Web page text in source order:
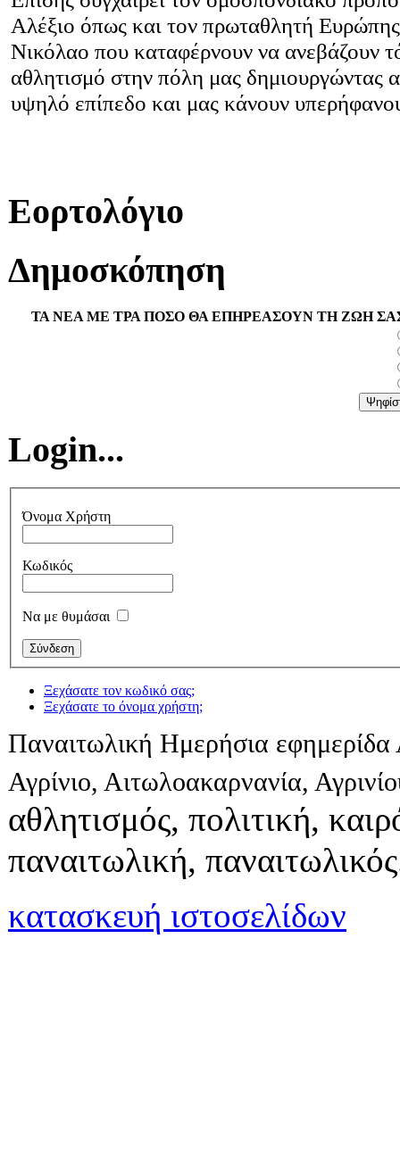
Αλέξιο όπως και τον πρωταθλητή
Νικόλαο που καταφέρνουν να ανεβάζουν
αθλητισμό στην πόλη μας δημιουργώντας
υψηλό επίπεδο και μας κάνουν
Εορτολόγιο
Δημοσκόπηση
ΤΑ ΝΕΑ ΜΕ ΤΡΑ ΠΟΣΟ ΘΑ ΕΠΗΡΕΑΣΟΥΝ ΤΗ ΖΩΗ
Login...
Όνομα Χρήστη
Κωδικός
Να με θυμάσαι
Ξεχάσατε τον κωδικό σας;
Ξεχάσατε το όνομα χρήστη;
Παναιτωλική Ημερήσια εφημερίδα
Αγρίνιο, Αιτωλοακαρνανία,
αθλητισμός, πολιτική,
παναιτωλική,
κατασκευή ιστοσελίδων